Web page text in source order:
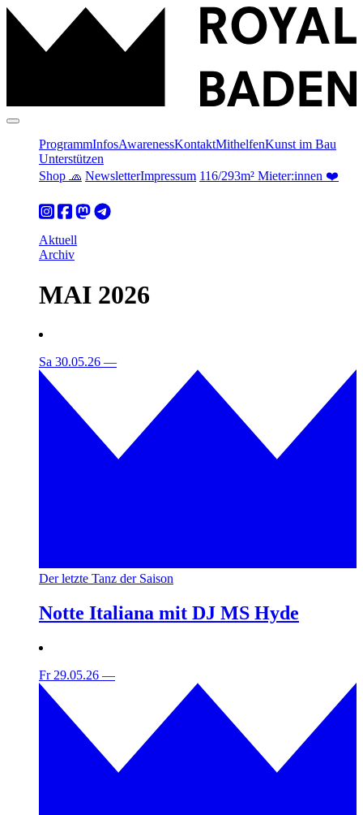
ProgrammInfosAwarenessKontaktMithelfenKunst im Bau
Unterstützen
Shop 🧢 NewsletterImpressum 116/293m² Mieter:innen ❤️
Aktuell
Archiv
MAI 2026
Sa 30.05.26 —
Der letzte Tanz der Saison
Notte Italiana mit DJ MS Hyde
Fr 29.05.26 —